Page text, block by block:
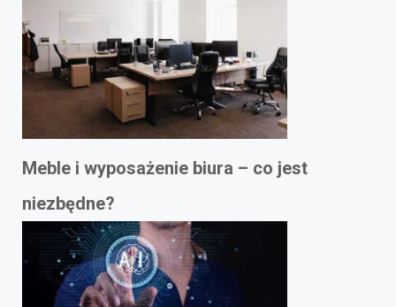
Meble i wyposażenie biura – co jest
niezbędne?